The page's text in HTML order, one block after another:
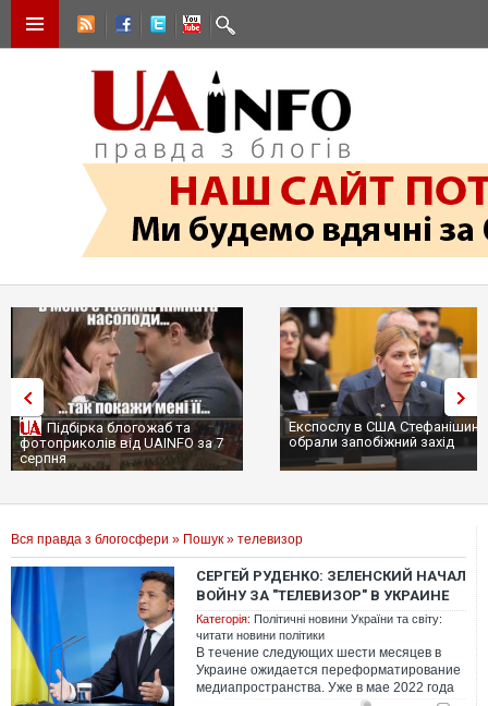
Підбірка блогожаб та
фотоприколів від UAINFO за 7
серпня
Експослу в США
обрали запобіжний захід
Вся правда з блогосфери » Пошук » телевизор
СЕРГЕЙ РУДЕНКО: ЗЕЛЕНСКИЙ НАЧАЛ
ВОЙНУ ЗА "ТЕЛЕВИЗОР" В УКРАИНЕ
Категорія: Політичні новини України та світу:
читати новини політики
В течение следующих шести месяцев в
Украине ожидается переформатирование
медиапространства. Уже в мае 2022 года